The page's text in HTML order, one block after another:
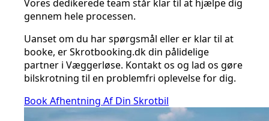
Vores dedikerede team står klar til at hjælpe dig
gennem hele processen.
Uanset om du har spørgsmål eller er klar til at
booke, er Skrotbooking.dk din pålidelige
partner i Væggerløse. Kontakt os og lad os gøre
bilskrotning til en problemfri oplevelse for dig.
Book Afhentning Af Din Skrotbil